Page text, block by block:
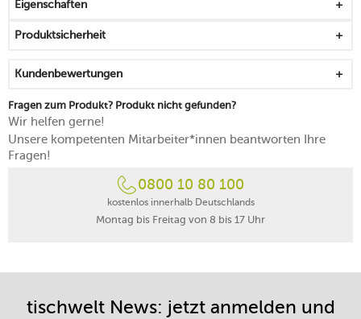
Schnittgutes
Topfauflage und rutschhemmende Füße für einen
5 Jahre Herstellergarantie
Eigenschaften
Produktsicherheit
Kundenbewertungen
Fragen zum Produkt? Produkt nicht gefunden?
Wir helfen gerne!
Unsere kompetenten Mitarbeiter*innen beantworten Ihre
Fragen!
0800 10 80 100
kostenlos innerhalb Deutschlands
Montag bis Freitag von 8 bis 17 Uhr
tischwelt News: jetzt anmelden und